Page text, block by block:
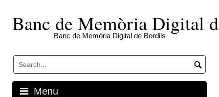
contentBanc de Memòria Digital
Banc de Memòria Digital de Bordils
Menu